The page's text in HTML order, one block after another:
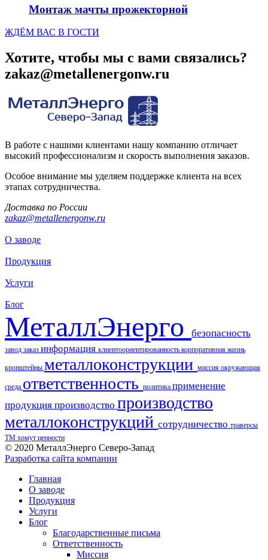
Монтаж мачты прожекторной
ЖДЁМ ВАС В ГОСТИ
Хотите, чтобы мы с вами связались?
zakaz@metallenergonw.ru
В работе с нашими клиентами нашу компанию отличает
высокий профессионализм и скорость выполнения заказов.
Особое внимание мы уделяем поддержке клиента на всех
этапах сотрудничества.
Доставка по России
zakaz@metallenergonw.ru
О заводе
Продукция
Услуги
Блог
МеталлЭнерго безопасность
завод заказ информация клиентоориентированность корпоративная жизнь
кронштейны металлоконструкции миссия окружающая
среда ответственность политика применение
продукция производство производство
металлоконструкций сотрудничество траверсы
ТМ хомут ценности
© 2020 МеталлЭнерго Северо-Запад
Разработка сайта компании
Главная
О заводе
Продукция
Услуги
Блог
Благодарственные письма
Ответственность
Миссия